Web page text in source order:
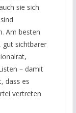
sie sich
Am besten
gut sichtbarer
– damit
dass es
vertreten